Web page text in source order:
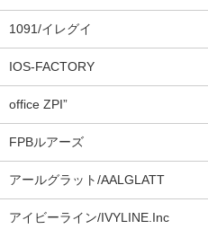
1091/イレグイ
IOS-FACTORY
office ZPI”
FPBルアーズ
アールグラット/AALGLATT
アイビーライン/IVYLINE.Inc